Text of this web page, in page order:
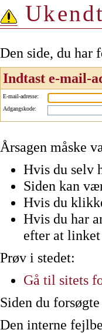
Den side, du har
Indtast e-mail-
E-mail-adresse:
Adgangskode:
Årsagen måske
Hvis du selv
Siden kan
Hvis du
Hvis du har
efter at
Prøv i stedet:
Gå til sitets
Siden du
Den interne